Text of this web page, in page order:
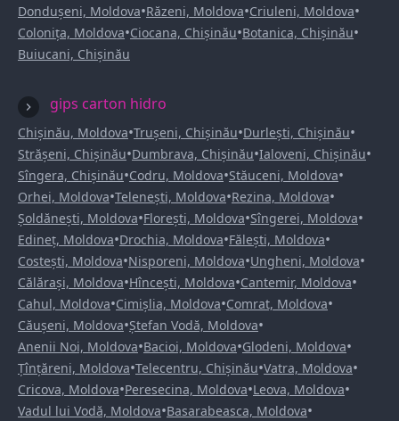
Dondușeni, Moldova•Răzeni, Moldova•Criuleni, Moldova•
Colonița, Moldova•Ciocana, Chișinău•Botanica, Chișinău•
Buiucani, Chișinău
gips carton hidro
Chișinău, Moldova•Trușeni, Chișinău•Durlești, Chișinău•
Strășeni, Chișinău•Dumbrava, Chișinău•Ialoveni, Chișinău•
Sîngera, Chișinău•Codru, Moldova•Stăuceni, Moldova•
Orhei, Moldova•Telenești, Moldova•Rezina, Moldova•
Șoldănești, Moldova•Florești, Moldova•Sîngerei, Moldova•
Edineț, Moldova•Drochia, Moldova•Fălești, Moldova•
Costești, Moldova•Nisporeni, Moldova•Ungheni, Moldova•
Călărași, Moldova•Hîncești, Moldova•Cantemir, Moldova•
Cahul, Moldova•Cimișlia, Moldova•Comrat, Moldova•
Căușeni, Moldova•Ștefan Vodă, Moldova•
Anenii Noi, Moldova•Bacioi, Moldova•Glodeni, Moldova•
Țînțăreni, Moldova•Telecentru, Chișinău•Vatra, Moldova•
Cricova, Moldova•Peresecina, Moldova•Leova, Moldova•
Vadul lui Vodă, Moldova•Basarabeasca, Moldova•